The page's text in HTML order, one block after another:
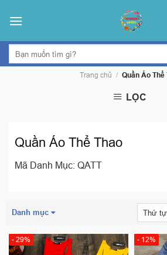
Trang chủ / Quần Áo Thể
LỌC
Quần Áo Thể Thao
Mã Danh Mục: QATT
Danh mục
- 29% - 12%